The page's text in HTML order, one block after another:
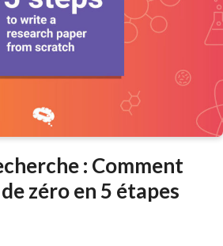
: Comment
zéro en 5 étapes